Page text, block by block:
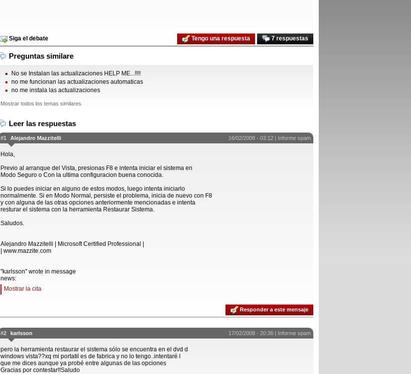
Siga el debate 7 respuestas
Tengo una respuesta
Preguntas similare
No se Instalan las actualizaciones HELP ME...!!!!
no me funcionan las actualizaciones automaticas
no me instala las actualizaciones
Mostrar todos los temas similares
Leer las respuestas
#1 Alejandro Mazzitelli 16/02/2008 - 03:12 | Informe spam
Hola,
Previo al arranque del Vista, presionas F8 e intenta iniciar el sistema en
Modo Seguro o Con la ultima configuracion buena conocida.
Si lo puedes iniciar en alguno de estos modos, luego intenta iniciarlo
normalmente. Si en Modo Normal, persiste el problema, inicia de nuevo con F8
y con alguna de las otras opciones anteriormente mencionadas e intenta
resturar el sistema con la herramienta Restaurar Sistema.
Saludos.
Alejandro Mazzitelli | Microsoft Certified Professional |
| www.mazzite.com
"karlsson" wrote in message
news:
Mostrar la cita
Responder a este mensaje
#2 karlsson 17/02/2008 - 20:36 | Informe spam
pero la herramienta restaurar el sistema sólo se encuentra en el dvd d
windows vista??xq mi portatil es de fabrica y no lo tengo..intentaré l
que me dices aunque ya probé entre algunas de las opciones
Gracias por contestar!!Saludo